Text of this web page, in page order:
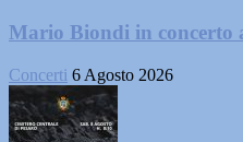
Mario Biondi in concerto
Concerti 6 Agosto 2026